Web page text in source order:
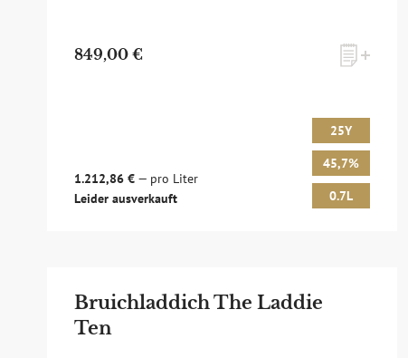
849,00 €
1.212,86 € — pro Liter
Leider ausverkauft
25Y
45,7%
0.7L
Bruichladdich The Laddie
Ten